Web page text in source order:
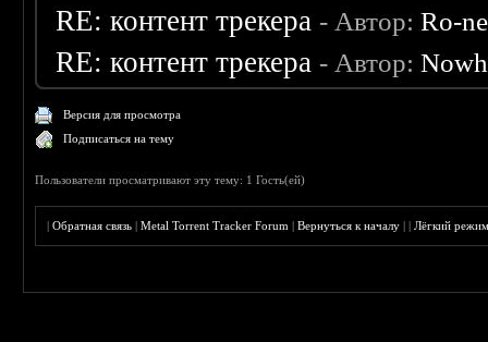
RE: контент трекера - Автор:Ro-
RE: контент трекера - Автор:
Версия для просмотра
Подписаться на тему
Пользователи просматривают эту тему: 1 Гость(ей)
|Обратная связь |Metal Torrent Tracker Forum |Вернуться к началу ||Лёгкий